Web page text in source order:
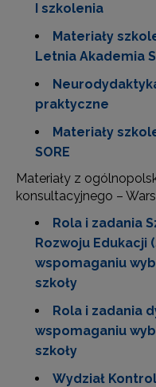
I szkolenia
Materiały
Letnia Akademia
praktyczne
Materiały
SORE
Materiały z
konsultacyjnego –
Rola i zadania
Rozwoju Edukacji
wspomaganiu
szkoły
Rola i zadania
wspomaganiu
szkoły
Wydział